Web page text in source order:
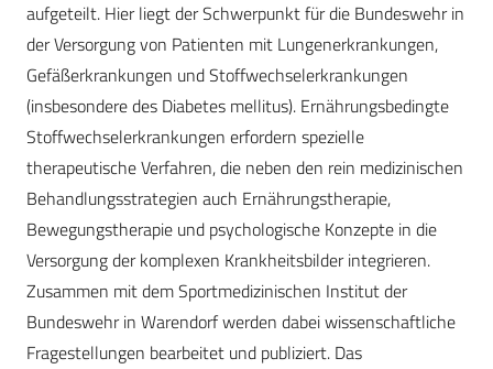
aufgeteilt. Hier liegt der Schwerpunkt für die Bundeswehr in
der Versorgung von Patienten mit Lungenerkrankungen,
Gefäßerkrankungen und Stoffwechselerkrankungen
(insbesondere des Diabetes mellitus). Ernährungsbedingte
Stoffwechselerkrankungen erfordern spezielle
therapeutische Verfahren, die neben den rein medizinischen
Behandlungsstrategien auch Ernährungstherapie,
Bewegungstherapie und psychologische Konzepte in die
Versorgung der komplexen Krankheitsbilder integrieren.
Zusammen mit dem Sportmedizinischen Institut der
Bundeswehr in Warendorf werden dabei wissenschaftliche
Fragestellungen bearbeitet und publiziert. Das